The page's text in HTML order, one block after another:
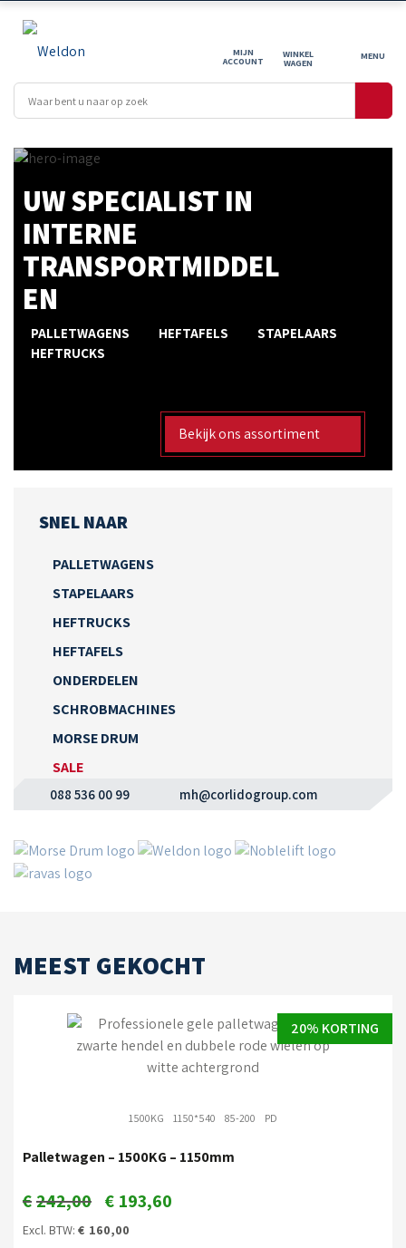
MIJN
ACCOUNT
WINKEL
WAGEN
PALLETWAGENS
UW SPECIALIST IN
INTERNE
TRANSPORTMIDDEL
EN
PALLETWAGENS HEFTAFELS
STAPELAARS
HEFTRUCKS
Bekijk ons assortiment
SNEL NAAR
PALLETWAGENS
STAPELAARS
HEFTRUCKS
HEFTAFELS
ONDERDELEN
SCHROBMACHINES
MORSE DRUM
SALE
088 536 00 99 mh@corlidogroup.com
MEEST GEKOCHT
20% KORTING
1500KG 1150*540 85-200 PD
Palletwagen – 1500KG – 1150mm
€242,00 € 193,60
Excl. BTW: € 160,00